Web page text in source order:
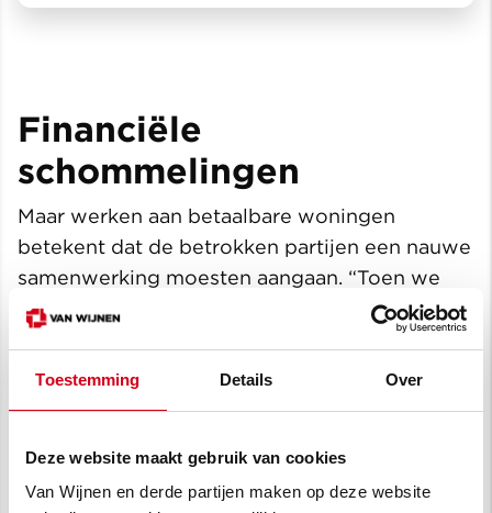
Toestemming Details Over
Deze website maakt gebruik van cookies
Van Wijnen en derde partijen maken op deze website
Financiële
schommelingen
Maar werken aan betaalbare woningen
betekent dat de betrokken partijen een nauwe
samenwerking moesten aangaan. “Toen we
gingen praten over dit contract, zo’n drie jaar
geleden, waren er nog wat zekerheden.”, zegt
Patrick Ubags, Directeur bij Van Wijnen
meegemaakt en verschillen de
materiaalprijzen elke dag. Dan is het heel